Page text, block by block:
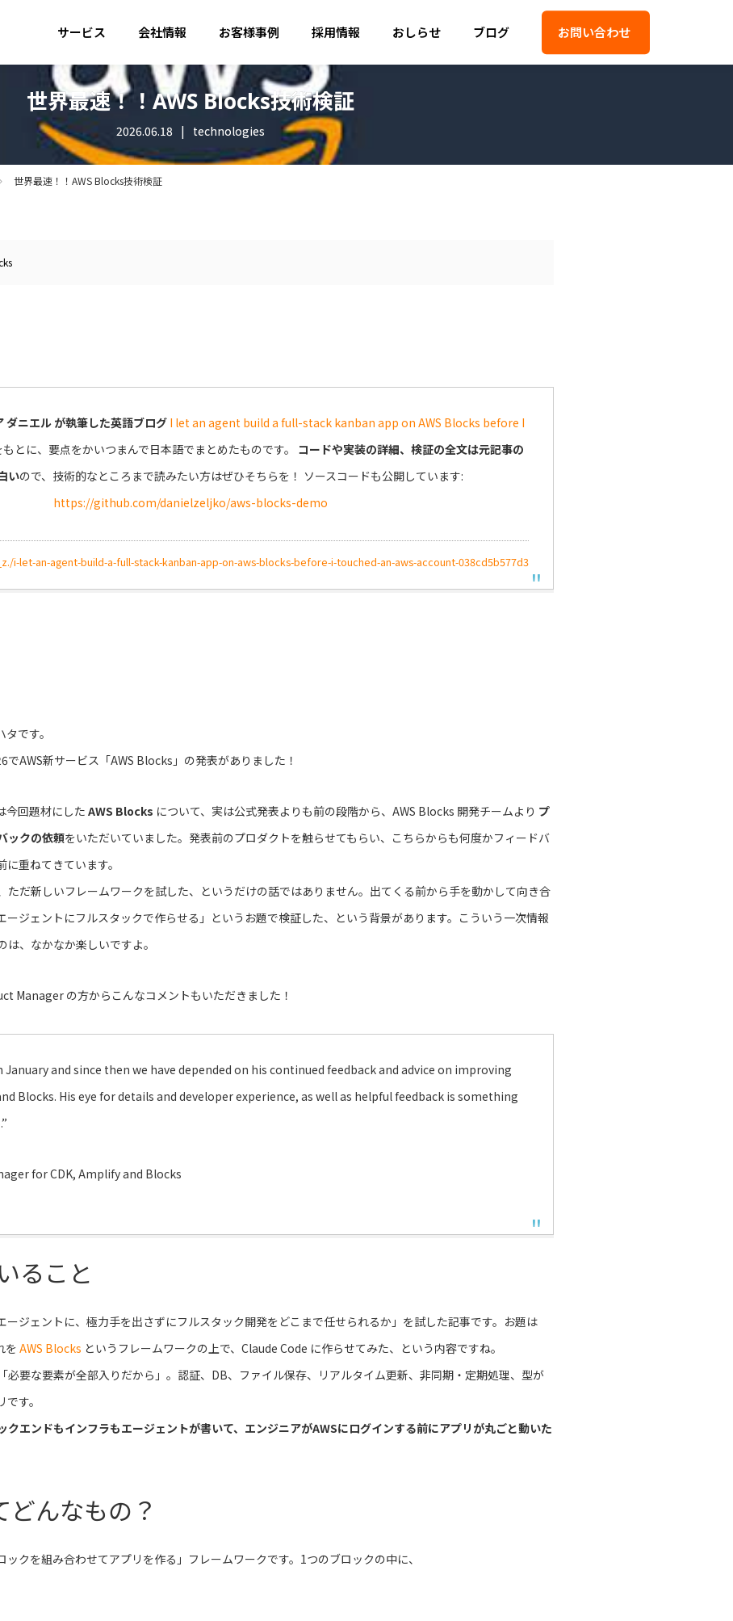
サービス 会社情報 お客様事例 採用情報 おしらせ ブログ お問い合わせ
世界最速！！AWS Blocks技術検証
2026.06.18 technologies
世界最速！！AWS Blocks技術検証
ダニエル が執筆した英語ブログ I let an agent build a full-stack kanban app on AWS Blocks before I
もとに、要点をかいつまんで日本語でまとめたものです。 コードや実装の詳細、検証の全文は元記事の
いので、技術的なところまで読みたい方はぜひそちらを！ ソースコードも公開しています:
https://github.com/danielzeljko/aws-blocks-demo
i-let-an-agent-build-a-full-stack-kanban-app-on-aws-blocks-before-i-touched-an-aws-account-038cd5b577d3
です。
AWS新サービス「AWS Blocks」の発表がありました！
回題材にした AWS Blocks について、実は公式発表よりも前の段階から、AWS Blocks 開発チームより プ
ックの依頼をいただいていました。発表前のプロダクトを触らせてもらい、こちらからも何度かフィードバ
重ねてきています。
ただ新しいフレームワークを試した、というだけの話ではありません。出てくる前から手を動かして向き合
ージェントにフルスタックで作らせる」というお題で検証した、という背景があります。こういう一次情報
、なかなか楽しいですよ。
Manager の方からこんなコメントもいただきました！
January and since then we have depended on his continued feedback and advice on improving
Blocks. His eye for details and developer experience, as well as helpful feedback is something
for CDK, Amplify and Blocks
ること
ージェントに、極力手を出さずにフルスタック開発をどこまで任せられるか」を試した記事です。お題は
を AWS Blocks というフレームワークの上で、Claude Code に作らせてみた、という内容ですね。
必要な要素が全部入りだから」。認証、DB、ファイル保存、リアルタイム更新、非同期・定期処理、型が
す。
クエンドもインフラもエージェントが書いて、エンジニアがAWSにログインする前にアプリが丸ごと動いた
どんなもの？
クを組み合わせてアプリを作る」フレームワークです。1つのブロックの中に、